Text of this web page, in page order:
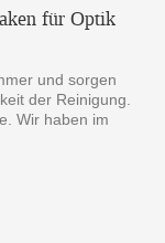
für Optik
und sorgen
der Reinigung.
Wir haben im